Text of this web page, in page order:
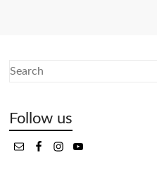
Follow us